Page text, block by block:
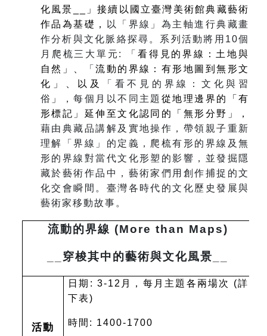
化風景__」接續以國立臺灣美術館典藏藝術
作品為基礎，
以「界線」為主軸進行典藏畫
作分析與文化脈絡探尋。系列活動將用10個
月爬梳三大單元: 「 看得見的界線：土地與
自然」、
「流動的界線：有形地圖到無形文
化」、以及
「看不見的界線：文化與習
俗 」 ，每個月以不同主題 從地理邊界的「有
形標記」延伸至文化認同的「無形分野」，
藉由典藏品講解及實地操作，帶領親子重新
理解「界線」的定義，爬梳有形的界線及無
形的界線對當代文化形塑的影響，並發掘隱
藏於藝術作品中，藝術家們用創作捕捉的文
化交會瞬間。臺灣各時代的文化歷史發展與
藝術家移動故事。
流動的界線 (More than Maps)
穿梭其中的藝術與文化風景__
活動
日期: 3-12月，每月主題各兩場次 (詳
下表)
時間: 1400-1700